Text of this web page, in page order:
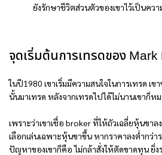
ยังรักษาชีวิตส่วนตัวของเขาไว้เป็นคว
จุดเริ่มต้นการเทรดของ
ในปี1980 เขาเริ่มมีความสนใจในการเทรด เ
นั้นมาเทรด หลังจากเทรดไปได้ไม่นานเขาก็ห
เพราะว่าเขาเชื่อ broker ที่ให้ถัวเฉลี่ยหุ้นขาล
เลือกเล่นเฉพาะหุ้นขาขึ้น หากราคาลงต่ำกว่
ปัญหาของเขาก็คือ ไม่กล้าสั่งให้ตัดขาดทุน ยิ่ง